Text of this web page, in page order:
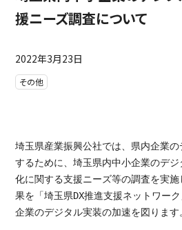
援ニーズ調査について
2022年3月23日
その他
埼玉県産業振興公社では、県内企業
するために、埼玉県内中小企業のデ
化に関する支援ニーズ等の調査を実
果を「埼玉県DX推進支援ネットワー
企業のデジタル実装の加速を図ります